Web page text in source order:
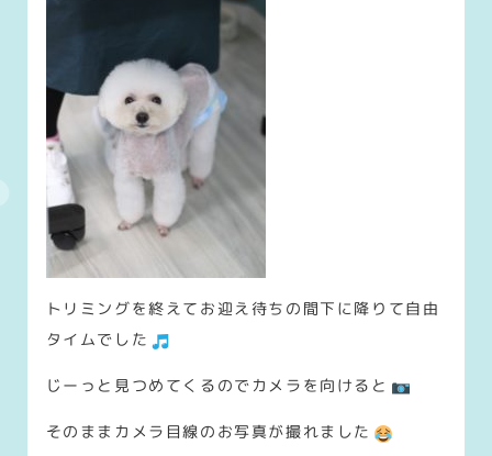
トリミングを終えてお迎え待ちの間下に降りて自由
タイムでした
じーっと見つめてくるのでカメラを向けると
そのままカメラ目線のお写真が撮れました